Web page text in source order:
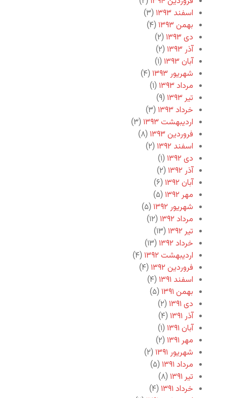
اسفند ۱۳۹۳
(۳)
بهمن ۱۳۹۳
(۴)
دی ۱۳۹۳
(۲)
آذر ۱۳۹۳
(۲)
آبان ۱۳۹۳
(۱)
شهریور ۱۳۹۳
(۴)
مرداد ۱۳۹۳
(۱)
تیر ۱۳۹۳
(۹)
خرداد ۱۳۹۳
(۳)
اردیبهشت ۱۳۹۳
(۳)
فروردین ۱۳۹۳
(۸)
اسفند ۱۳۹۲
(۲)
دی ۱۳۹۲
(۱)
آذر ۱۳۹۲
(۲)
آبان ۱۳۹۲
(۶)
مهر ۱۳۹۲
(۵)
شهریور ۱۳۹۲
(۵)
مرداد ۱۳۹۲
(۱۲)
تیر ۱۳۹۲
(۱۳)
خرداد ۱۳۹۲
(۱۳)
اردیبهشت ۱۳۹۲
(۴)
فروردین ۱۳۹۲
(۴)
اسفند ۱۳۹۱
(۴)
بهمن ۱۳۹۱
(۵)
دی ۱۳۹۱
(۲)
آذر ۱۳۹۱
(۴)
آبان ۱۳۹۱
(۱)
مهر ۱۳۹۱
(۲)
شهریور ۱۳۹۱
(۲)
مرداد ۱۳۹۱
(۵)
تیر ۱۳۹۱
(۸)
خرداد ۱۳۹۱
(۴)